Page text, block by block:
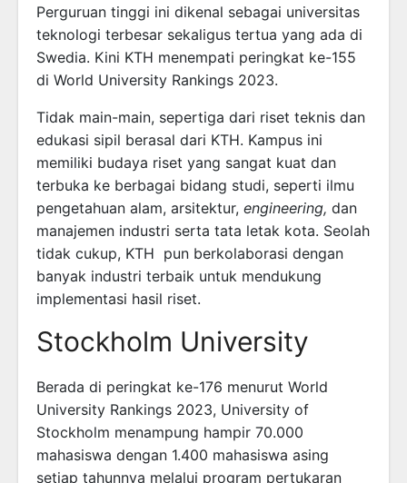
Perguruan tinggi ini dikenal sebagai universitas
teknologi terbesar sekaligus tertua yang ada di
Swedia. Kini KTH menempati peringkat ke-155
di World University Rankings 2023.
Tidak main-main, sepertiga dari riset teknis dan
edukasi sipil berasal dari KTH. Kampus ini
memiliki budaya riset yang sangat kuat dan
terbuka ke berbagai bidang studi, seperti ilmu
pengetahuan alam, arsitektur, engineering, dan
manajemen industri serta tata letak kota. Seolah
tidak cukup, KTH pun berkolaborasi dengan
banyak industri terbaik untuk mendukung
implementasi hasil riset.
Stockholm University
Berada di peringkat ke-176 menurut World
University Rankings 2023, University of
Stockholm menampung hampir 70.000
mahasiswa dengan 1.400 mahasiswa asing
setiap tahunnya melalui program pertukaran